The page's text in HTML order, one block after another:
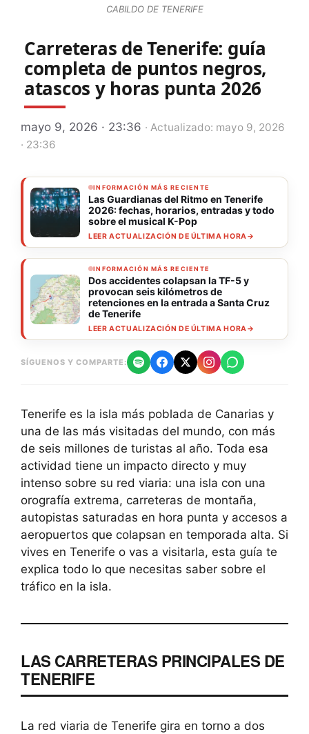
CABILDO DE TENERIFE
Carreteras de Tenerife: guía
completa de puntos negros,
atascos y horas punta 2026
mayo 9, 2026 · 23:36 · Actualizado: mayo 9, 2026
· 23:36
INFORMACIÓN MÁS RECIENTE
Las Guardianas del Ritmo en Tenerife
2026: fechas, horarios, entradas y todo
sobre el musical K-Pop
LEER ACTUALIZACIÓN DE ÚLTIMA HORA→
INFORMACIÓN MÁS RECIENTE
Dos accidentes colapsan la TF-5 y
provocan seis kilómetros de
retenciones en la entrada a Santa Cruz
de Tenerife
LEER ACTUALIZACIÓN DE ÚLTIMA HORA→
SÍGUENOS Y COMPARTE:
Tenerife es la isla más poblada de Canarias y
una de las más visitadas del mundo, con más
de seis millones de turistas al año. Toda esa
actividad tiene un impacto directo y muy
intenso sobre su red viaria: una isla con una
orografía extrema, carreteras de montaña,
autopistas saturadas en hora punta y accesos a
aeropuertos que colapsan en temporada alta. Si
vives en Tenerife o vas a visitarla, esta guía te
explica todo lo que necesitas saber sobre el
tráfico en la isla.
LAS CARRETERAS PRINCIPALES DE
TENERIFE
La red viaria de Tenerife gira en torno a dos